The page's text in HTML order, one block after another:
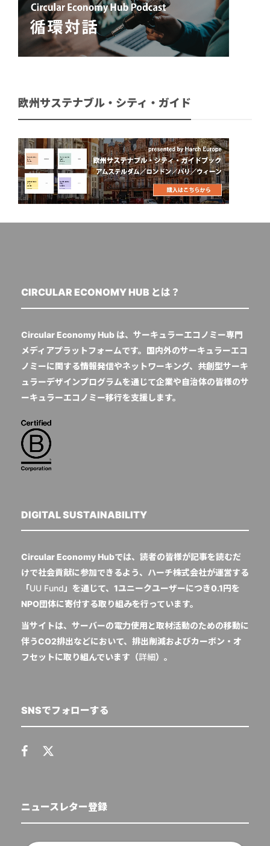
欧州サステナブル・シティ・ガイド
CIRCULAR ECONOMY HUB とは？
Circular Economy Hub は、サーキュラーエコノミー専門
メディアプラットフォームです。国内外のサーキュラーエコ
ノミーに関する情報発信やネットワーキング、共創型サーキ
ュラーデザインプログラムを通じて企業や自治体の皆様のサ
ーキュラーエコノミー移行を支援します。
DIGITAL SUSTAINABILITY
Circular Economy Hubでは、読者の皆様が記事を読むだ
けで社会貢献に参加できるよう、ハーチ株式会社が運営する
「UU Fund 」を通じて、1ユニークユーザーにつき0.1円を
NPO団体に寄付する取り組みを行っています。
当サイトは、サーバーの電力使用と取材活動のための移動に
伴うCO2排出などにおいて、排出削減およびカーボン・オ
フセットに取り組んでいます（詳細）。
SNSでフォローする
ニュースレター登録